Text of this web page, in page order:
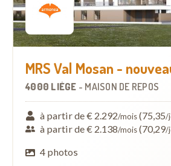
MRS Val Mosan -
4000 LIÈGE - MAISON DE REPOS
à partir de € 2.292/mois(75,35/
à partir de € 2.138/mois(70,29/
4 photos